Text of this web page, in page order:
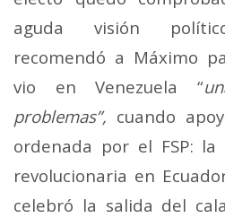
aguda visión
recomendó a Máximo
vio en Venezuela “
problemas”, cuando
ordenada por el FSP:
revolucionaria en
celebró la salida del